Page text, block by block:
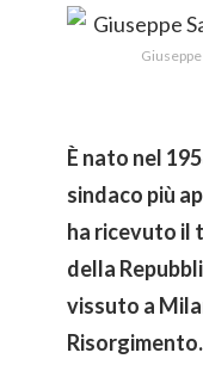
È nato nel
sindaco più
ha ricevuto il
della
vissuto a